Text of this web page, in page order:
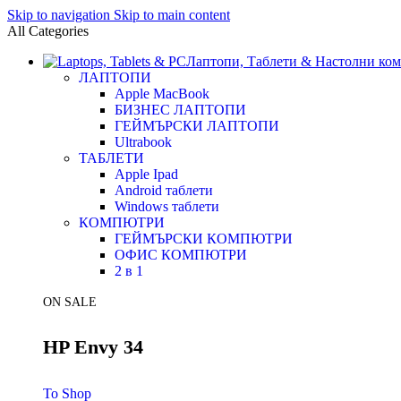
Skip to navigation Skip to main content
All Categories
Лаптопи, Таблети & Настолни
ЛАПТОПИ
Apple MacBook
БИЗНЕС ЛАПТОПИ
ГЕЙМЪРСКИ ЛАПТОПИ
Ultrabook
ТАБЛЕТИ
Apple Ipad
Android таблети
Windows таблети
КОМПЮТРИ
ГЕЙМЪРСКИ КОМПЮТРИ
ОФИС КОМПЮТРИ
2 в 1
ON SALE
HP Envy 34
To Shop